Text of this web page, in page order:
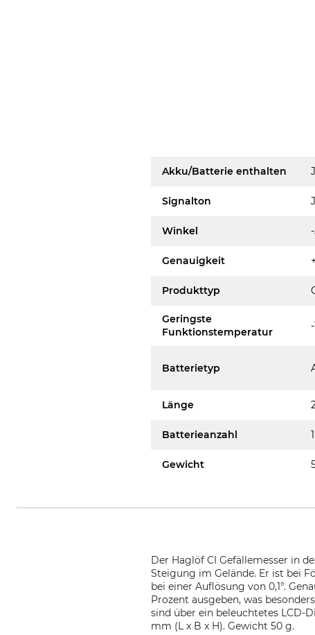
Akku/Batterie enthalten
Signalton
Winkel
Genauigkeit
Produkttyp
Geringste
Funktionstemperatur
Batterietyp
Länge
Batterieanzahl 1
Gewicht
Der Haglöf CI Gefällemesser in
Steigung im Gelände. Er ist bei
bei einer Auflösung von 0,1°.
Prozent ausgeben, was
sind über ein beleuchtetes LCD-
mm (L x B x H). Gewicht 50 g.